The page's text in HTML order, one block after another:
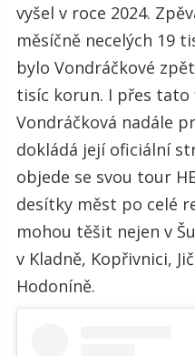
vyšel v roce 2024.
měsíčně necelých 19
bylo Vondráčkové
tisíc korun. I přes tato
Vondráčková nadále
dokládá její oficiální
objede se svou tour
desítky měst po celé
mohou těšit nejen v
v Kladně, Kopřivnici,
Hodoníně.